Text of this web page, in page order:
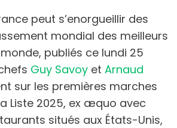
peut s’enorgueillir des
mondial des meilleurs
publiés ce lundi 25
Guy Savoy et Arnaud
sur les premières marches
Liste 2025, ex æquo avec
situés aux États-Unis,